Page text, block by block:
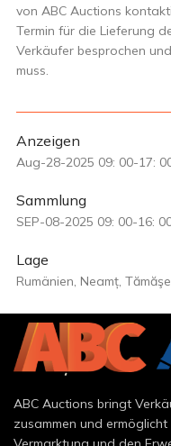
von ABC Auctions
Termin für die Lieferung
Verkäufer besprochen
muss.
Anzeigen
Aug-28-2025 09: 00-17:
Sammlung
SEP-08-2025 09: 00-16:
Lage
Rumänien, Neamț,
ABC Auctions bringt
zusammen und